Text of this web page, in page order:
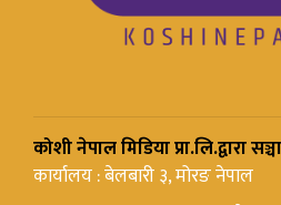
कोशी नेपाल मिडिया प्रा.लि.द्वारा
कार्यालय : बेलबारी ३, मोरङ नेपाल